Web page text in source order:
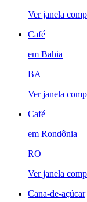
Ver janela
Café
em Bahia
BA
Ver janela
Café
em Rondônia
RO
Ver janela
Cana-de-açúcar